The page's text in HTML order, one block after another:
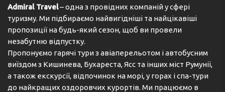
available on the terrace. There are many ways to relax
or stay active at the accommodation, including fishing,
snorkelling, diving, a solarium and hiking. Copyright
GIATA 2004 - 2024. Multilingual, powered by
www.giata.com for client no. 124971
Адреса:Kamisiana, 73006 Kolymvari, Chania, Greece
Телефон:30697256174
Admiral Travel– одна з провідних компаній у сфері
туризму. Ми підбираємо найвигідніші та найцікавіші
пропозиції на будь-який сезон, щоб ви провели
незабутню відпустку.
Пропонуємо гарячі тури з авіаперельотом і автобусним
виїздом з Кишинева, Бухареста, Ясс та інших міст Румунії,
а також екскурсії, відпочинок на морі, у горах і спа-тури
до найкращих оздоровчих курортів. Ми працюємо в